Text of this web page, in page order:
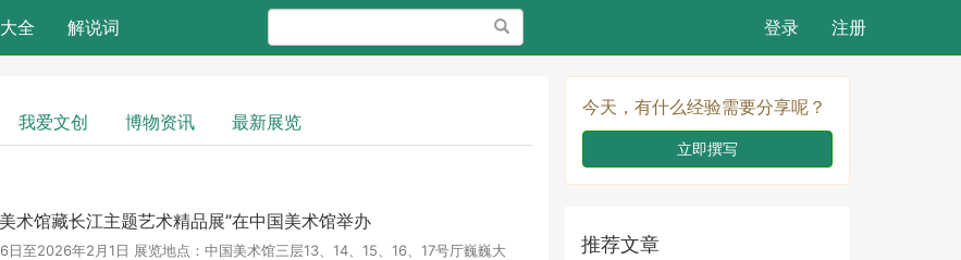
全 解说词 搜索 登录 注册
我爱文创 博物资讯 最新展览
馆藏长江主题艺术精品展”在中国美术馆举办
日至2026年2月1日 展览地点：中国美术馆三层13、14、15、16、17号厅巍巍大
今天，有什么经验需要分享呢？
立即撰写
推荐文章